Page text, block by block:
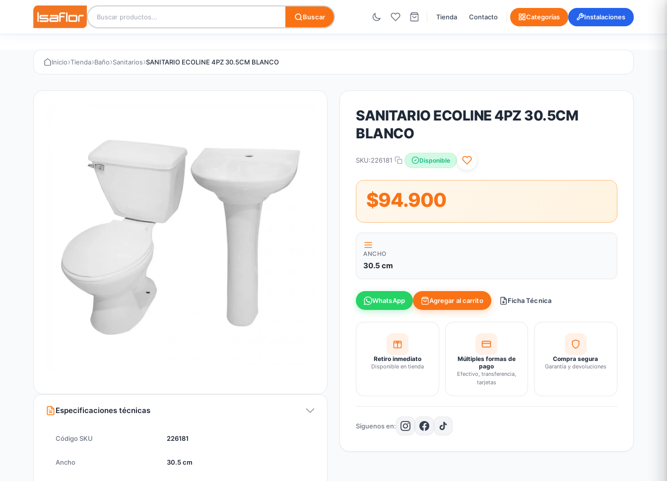
Buscar Tienda Contacto Categorías Instalaciones
Inicio›Tienda›Baño›Sanitarios›SANITARIO ECOLINE 4PZ 30.5CM BLANCO
Especificaciones técnicas
Código SKU 226181
Ancho 30.5 cm
SANITARIO ECOLINE 4PZ 30.5CM
BLANCO
SKU:226181 Disponible
$94.900
ANCHO
30.5 cm
WhatsApp Agregar al carrito Ficha Técnica
Retiro inmediato
Disponible en tienda
Múltiples formas de
pago
Efectivo, transferencia,
tarjetas
Compra segura
Garantía y devoluciones
Síguenos en: